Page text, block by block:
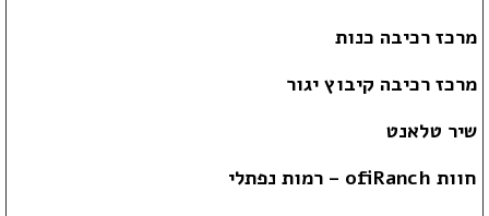
מרכז רכיבה כנות
מרכז רכיבה קיבוץ יגור
שיר טלאנט
חוות ofiRanch – רמות נפתלי